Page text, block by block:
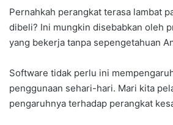
Pernahkah perangkat terasa lambat
dibeli? Ini mungkin disebabkan oleh
yang bekerja tanpa sepengetahuan
Software tidak perlu ini
penggunaan sehari-hari. Mari kita
pengaruhnya terhadap perangkat